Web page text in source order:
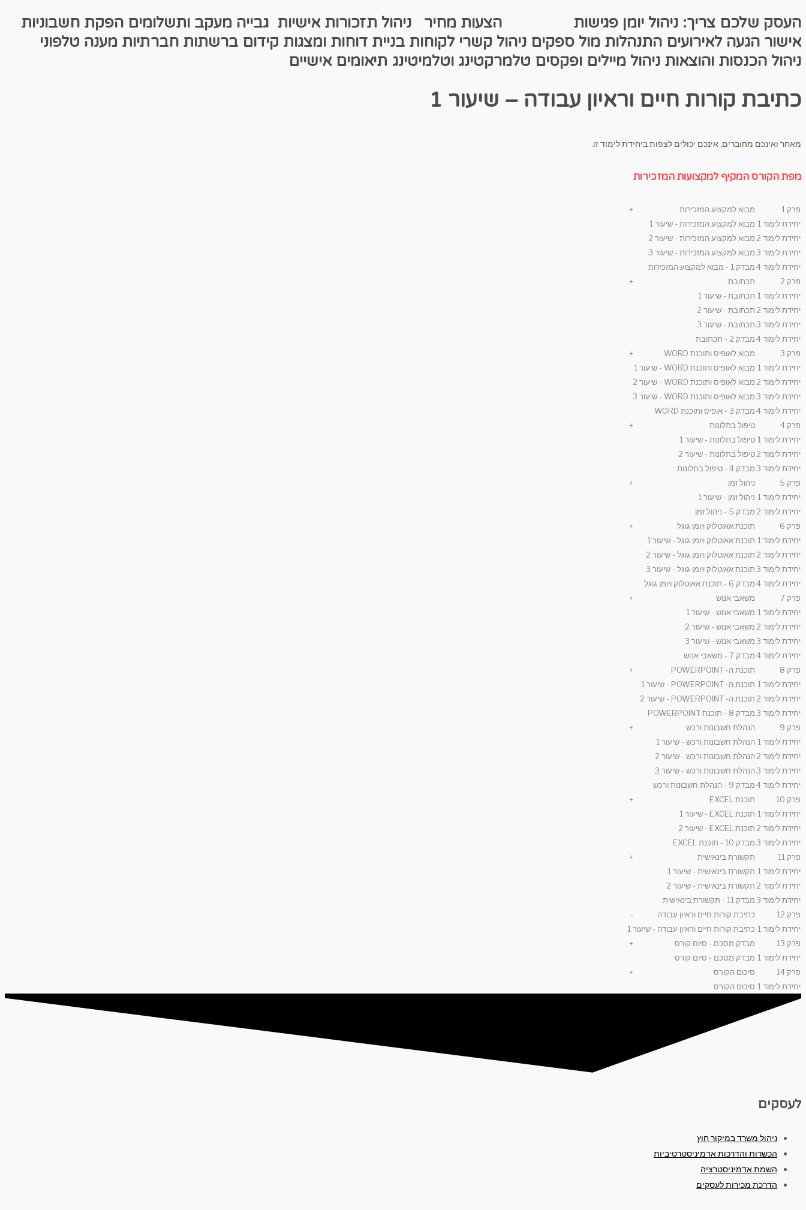
העסק שלכם צריך: ניהול יומן פגישות הצעות מחיר ניהול תזכורות אישיות גבייה מעקב ותשלומים הפקת חשבוניות
אישור הגעה לאירועים התנהלות מול ספקים ניהול קשרי לקוחות בניית דוחות ומצגות קידום ברשתות חברתיות מענה טלפוני
ניהול הכנסות והוצאות ניהול מיילים ופקסים טלמרקטינג וטלמיטינג תיאומים אישיים
כתיבת קורות חיים וראיון עבודה – שיעור 1
מאחר ואינכם מחוברים, אינכם יכולים לצפות ביחידת לימוד זו.
מפת הקורס המקיף למקצועות המזכירות
פרק 1 מבוא למקצוע המזכירות
+
יחידת לימוד 1
מבוא למקצוע המזכירות - שיעור 1
יחידת לימוד 2
מבוא למקצוע המזכירות - שיעור 2
יחידת לימוד 3
מבוא למקצוע המזכירות - שיעור 3
יחידת לימוד 4
מבדק 1 - מבוא למקצוע המזכירות
פרק 2
תכתובת
+
יחידת לימוד 1
תכתובת - שיעור 1
יחידת לימוד 2
תכתובת - שיעור 2
יחידת לימוד 3
תכתובת - שיעור 3
יחידת לימוד 4
מבדק 2 - תכתובת
פרק 3
מבוא לאופיס ותוכנת WORD
+
יחידת לימוד 1
מבוא לאופיס ותוכנת WORD - שיעור 1
יחידת לימוד 2
מבוא לאופיס ותוכנת WORD - שיעור 2
יחידת לימוד 3
מבוא לאופיס ותוכנת WORD - שיעור 3
יחידת לימוד 4
מבדק 3 - אופיס ותוכנת WORD
פרק 4
טיפול בתלונות
+
יחידת לימוד 1
טיפול בתלונות - שיעור 1
יחידת לימוד 2
טיפול בתלונות - שיעור 2
יחידת לימוד 3
מבדק 4 - טיפול בתלונות
פרק 5
ניהול זמן
+
יחידת לימוד 1
ניהול זמן - שיעור 1
יחידת לימוד 2
מבדק 5 - ניהול זמן
פרק 6
תוכנת אאוטלוק ויומן גוגל
+
יחידת לימוד 1
תוכנת אאוטלוק ויומן גוגל - שיעור 1
יחידת לימוד 2
תוכנת אאוטלוק ויומן גוגל - שיעור 2
יחידת לימוד 3
תוכנת אאוטלוק ויומן גוגל - שיעור 3
יחידת לימוד 4
מבדק 6 - תוכנת אאוטלוק ויומן גוגל
פרק 7
משאבי אנוש
+
יחידת לימוד 1
משאבי אנוש - שיעור 1
יחידת לימוד 2
משאבי אנוש - שיעור 2
יחידת לימוד 3
משאבי אנוש - שיעור 3
יחידת לימוד 4
מבדק 7 - משאבי אנוש
פרק 8
תוכנת ה- POWERPOINT
+
יחידת לימוד 1
תוכנת ה- POWERPOINT - שיעור 1
יחידת לימוד 2
תוכנת ה- POWERPOINT - שיעור 2
יחידת לימוד 3
מבדק 8 - תוכנת POWERPOINT
פרק 9
הנהלת חשבונות ורכש
+
יחידת לימוד 1
הנהלת חשבונות ורכש - שיעור 1
יחידת לימוד 2
הנהלת חשבונות ורכש - שיעור 2
יחידת לימוד 3
הנהלת חשבונות ורכש - שיעור 3
יחידת לימוד 4
מבדק 9 - הנהלת חשבונות ורכש
פרק 10
תוכנת EXCEL
+
יחידת לימוד 1
תוכנת EXCEL - שיעור 1
יחידת לימוד 2
תוכנת EXCEL - שיעור 2
יחידת לימוד 3
מבדק 10 - תוכנת EXCEL
פרק 11
תקשורת בינאישית
+
יחידת לימוד 1
תקשורת בינאישית - שיעור 1
יחידת לימוד 2
תקשורת בינאישית - שיעור 2
יחידת לימוד 3
מבדק 11 - תקשורת בינאישית
פרק 12
כתיבת קורות חיים וראיון עבודה
-
יחידת לימוד 1
כתיבת קורות חיים וראיון עבודה - שיעור 1
פרק 13
מבדק מסכם - סיום קורס
+
יחידת לימוד 1
מבדק מסכם - סיום קורס
פרק 14
סיכום הקורס
+
יחידת לימוד 1
סיכום הקורס
לעסקים
ניהול משרד במיקור חוץ
הכשרות והדרכות אדמיניסטרטיביות
השמת אדמיניסטרציה
הדרכת מכירות לעסקים